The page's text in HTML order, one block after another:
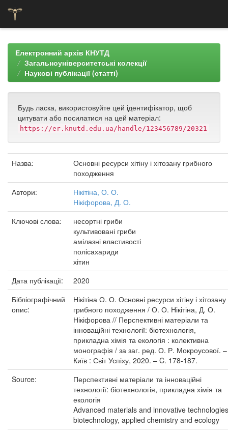
navigationЕлектронний архів КНУТД
Загальноуніверситетські колекції
Наукові публікації (статті)
Будь ласка, використовуйте цей ідентифікатор, щоб
цитувати або посилатися на цей матеріал:
https://er.knutd.edu.ua/handle/123456789/20321
Назва:
Основні ресурси хітіну і хітозану грибного
походження
Автори:
Нікітіна, О. О.
Нікіфорова, Д. О.
Ключові слова:
несортні гриби
культивовані гриби
амілазні властивості
полісахариди
хітин
Дата публікації:
2020
Бібліографічний
опис:
Нікітіна О. О. Основні ресурси хітіну і хітозану
грибного походження / О. О. Нікітіна, Д. О.
Нікіфорова // Перспективні матеріали та
інноваційні технології: біотехнологія,
прикладна хімія та екологія : колективна
монографія / за заг. ред. О. Р. Мокроусової. –
Київ : Світ Успіху, 2020. – C. 178-187.
Source:
Перспективні матеріали та інноваційні
технології: біотехнологія, прикладна хімія та
екологія
Advanced materials and innovative
biotechnology, applied chemistry and ecology